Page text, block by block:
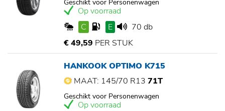
Geschikt voor Personenwagen
Op voorraad
C
E
70 db
€ 49,59 PER STUK
HANKOOK OPTIMO K715
MAAT: 145/70 R13 71T
Geschikt voor Personenwagen
Op voorraad